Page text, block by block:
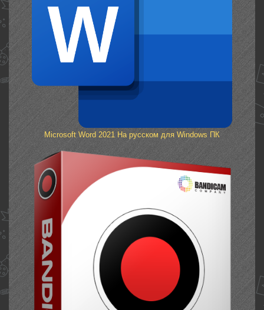
Microsoft Word 2021 На русском для Windows ПК